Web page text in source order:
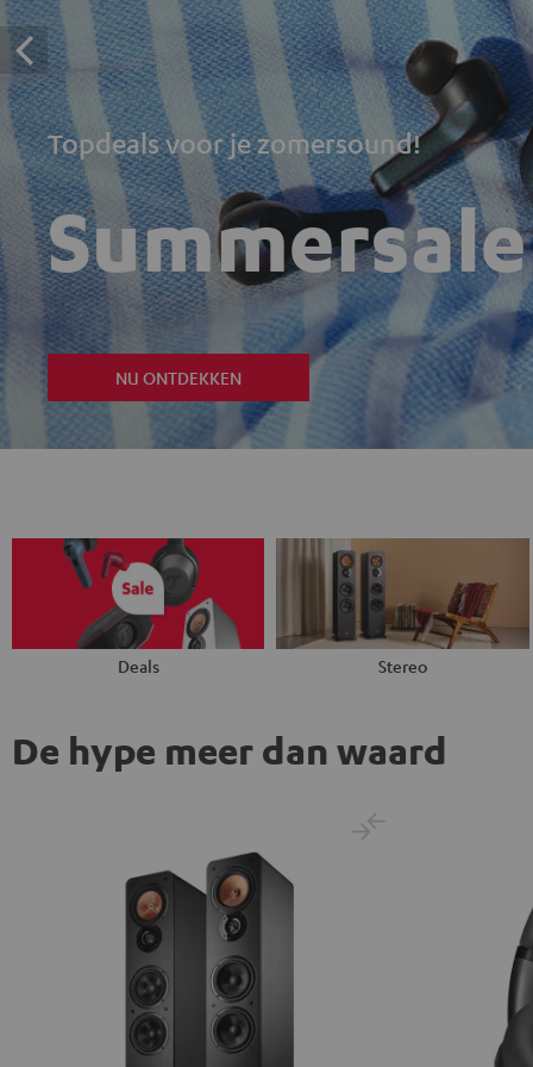
Topdeals voor je zomersound!
Summersale
NU ONTDEKKEN
Deals Stereo
De hype meer dan waard